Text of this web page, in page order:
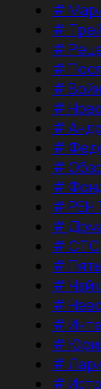
#
#
#
#
#
#
#
#
#
#
#РЕН
#
#СТС
#
#
#
#
#
#
#